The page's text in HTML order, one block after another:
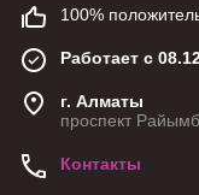
100%
Работает с
г. Алматы
проспект
Контакты